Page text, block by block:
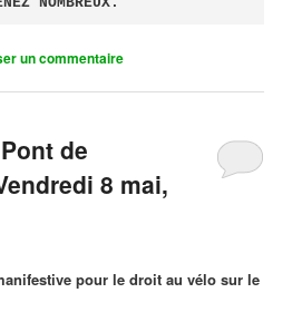
un commentaire
de
8 mai,
pour le droit au vélo sur le